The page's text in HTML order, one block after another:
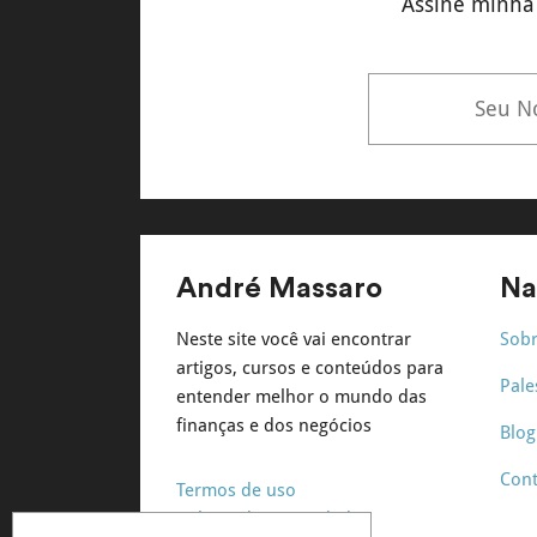
André Massaro
Neste site você vai encontrar
artigos, cursos e conteúdos para
entender melhor o mundo das
finanças e dos negócios
Termos de uso
Política de privacidade
Blog